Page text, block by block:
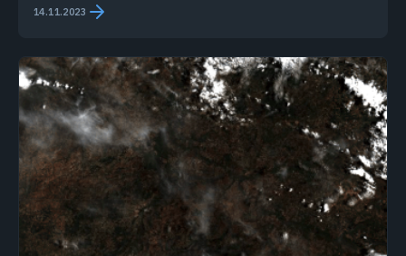
14.11.2023